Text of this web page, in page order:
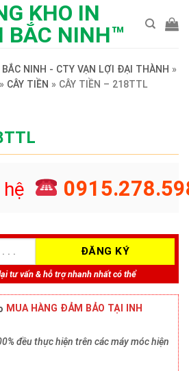
NINH - CTY VẠN LỢI ĐẠI THÀNH »
» CÂY TIỀN » CÂY TIỀN – 218TTL
tư vấn & hỗ trợ nhanh nhất có thể
MUA HÀNG ĐẢM BẢO TẠI INH
đều thực hiện trên các máy móc hiện